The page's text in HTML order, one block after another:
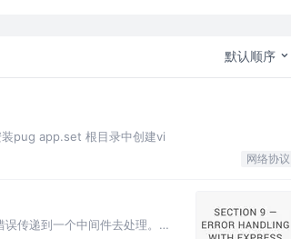
默认顺序
pug app.set 根目录中创建vi
网络协议
传递到一个中间件去处理。